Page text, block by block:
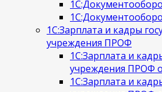
1С:Зарплата и кадры
учреждения ПРОФ
1С:Зарплата и
учреждения ПРОФ
1С:Зарплата и